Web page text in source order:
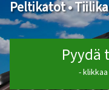
Peltikatot •
Pyydä
-